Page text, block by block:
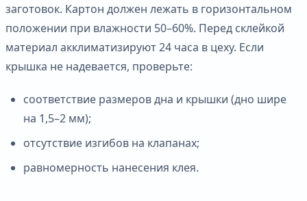
заготовок. Картон должен лежать в горизонтальном
положении при влажности 50–60%. Перед склейкой
материал акклиматизируют 24 часа в цеху. Если
крышка не надевается, проверьте:
соответствие размеров дна и крышки (дно шире
на 1,5–2 мм);
отсутствие изгибов на клапанах;
равномерность нанесения клея.